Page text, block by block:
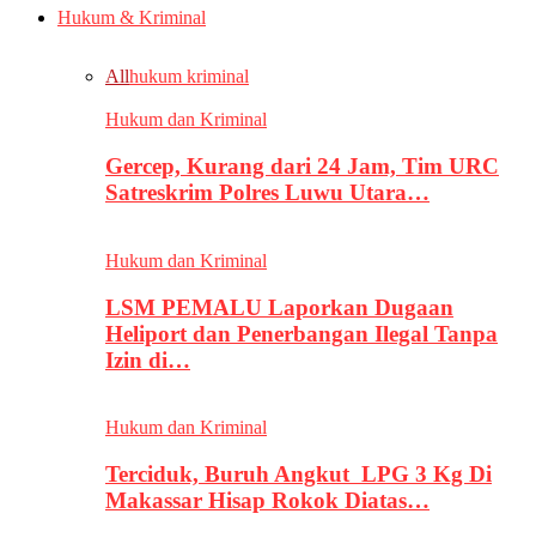
Hukum & Kriminal
Allhukum kriminal
Hukum dan Kriminal
Gercep, Kurang dari 24 Jam, Tim URC
Satreskrim Polres Luwu Utara…
Hukum dan Kriminal
LSM PEMALU Laporkan Dugaan
Heliport dan Penerbangan Ilegal Tanpa
Izin di…
Hukum dan Kriminal
Terciduk, Buruh Angkut LPG 3 Kg Di
Makassar Hisap Rokok Diatas…